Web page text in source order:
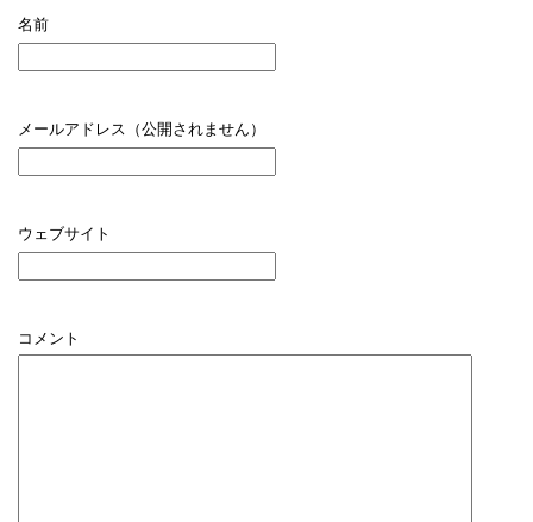
名前
メールアドレス（公開されません）
ウェブサイト
コメント